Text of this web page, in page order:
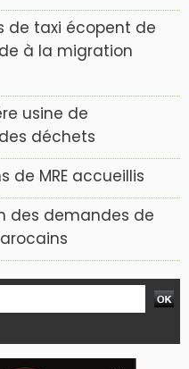
de taxi écopent de
à la migration
usine de
déchets
de MRE accueillis
des demandes de